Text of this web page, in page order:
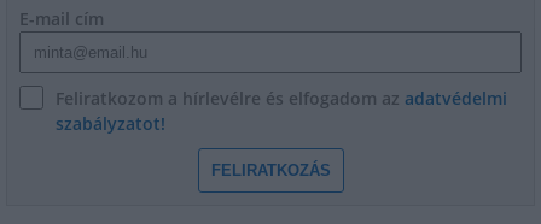
E-mail cím
Feliratkozom a hírlevélre és elfogadom az adatvédelmi
szabályzatot!
FELIRATKOZÁS